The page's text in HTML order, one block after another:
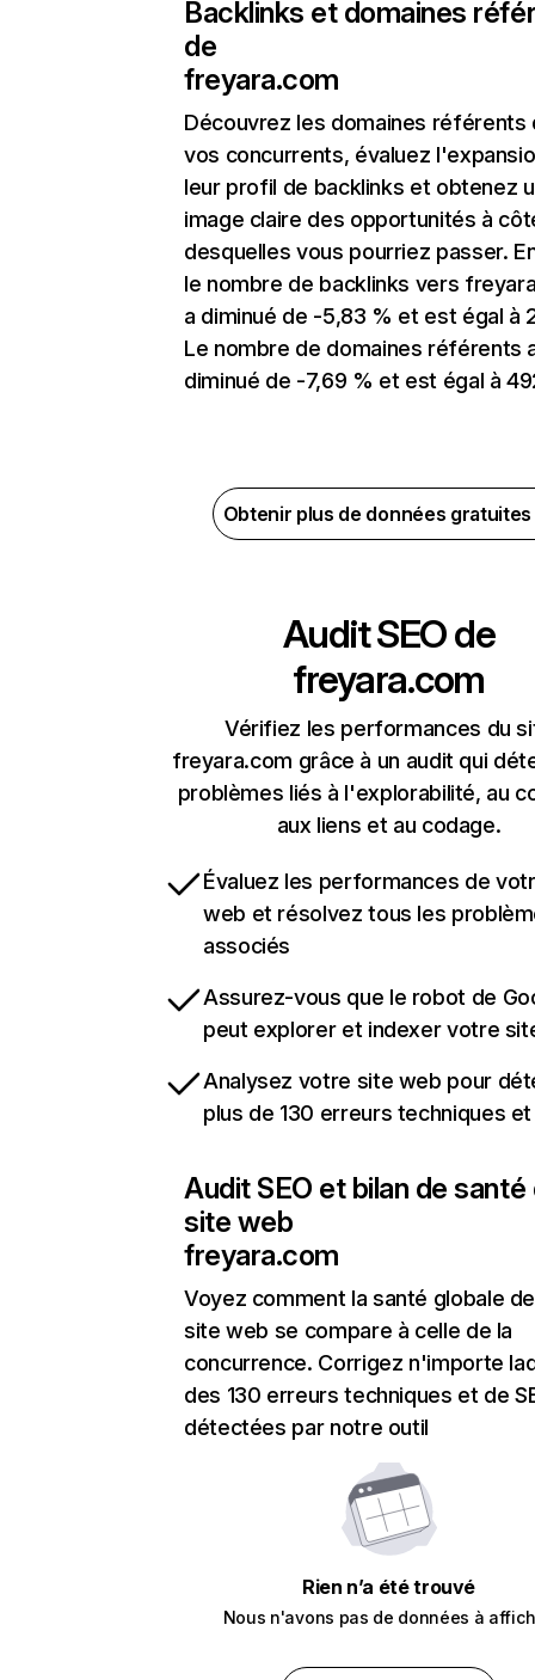
Backlinks et domaines
de
freyara.com
Découvrez les domaines référents
vos concurrents, évaluez
leur profil de backlinks et obtenez
image claire des opportunités à
desquelles vous pourriez passer.
le nombre de backlinks vers
a diminué de -5,83 % et est égal à
Le nombre de domaines référents
diminué de -7,69 % et est égal à
Obtenir plus de données
Audit SEO de
freyara.com
Vérifiez les performances du
freyara.com grâce à un audit qui
problèmes liés à l'explorabilité, au
aux liens et au codage.
Évaluez les performances de
web et résolvez tous les
associés
Assurez-vous que le robot de
peut explorer et indexer votre
Analysez votre site web pour
plus de 130 erreurs techniques et
Audit SEO et bilan de santé
site web
freyara.com
Voyez comment la santé globale
site web se compare à celle de la
concurrence. Corrigez n'importe
des 130 erreurs techniques et de
détectées par notre outil
Rien n’a été trouvé
Nous n'avons pas de données à